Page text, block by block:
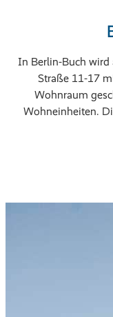
In Berlin-Buch wird
Straße 11-17
Wohnraum
Wohneinheiten.